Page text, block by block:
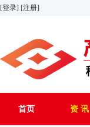
[登录] [注册]
首页 资 讯